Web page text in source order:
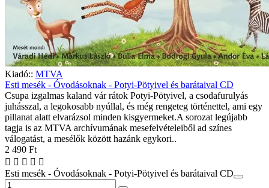
Kiadó:: MTVA
Esti mesék - Óvodásoknak - Potyi-Pötyivel és barátaival CD
Csupa izgalmas kaland vár rátok Potyi-Pötyivel, a csodafurulyás
juhásszal, a legokosabb nyúllal, és még rengeteg történettel, ami egy
pillanat alatt elvarázsol minden kisgyermeket.A sorozat legújabb
tagja is az MTVA archívumának mesefelvételeiből ad színes
válogatást, a mesélők között hazánk egykori..
2 490 Ft
Esti mesék - Óvodásoknak - Potyi-Pötyivel és barátaival CD